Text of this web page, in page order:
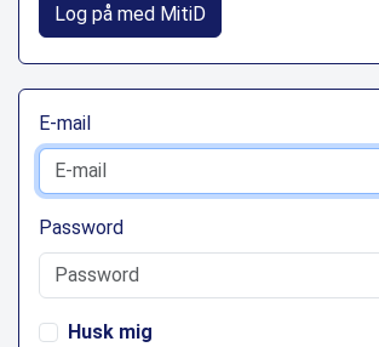
Log på med MitiD
E-mail
Password
Husk mig